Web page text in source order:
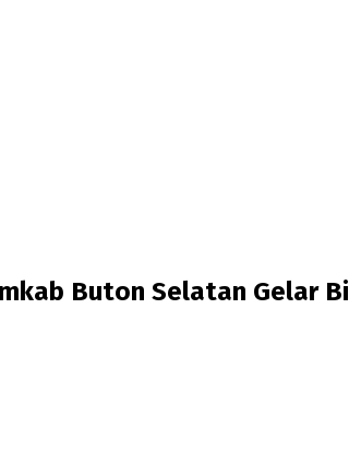
Buton Selatan Gelar